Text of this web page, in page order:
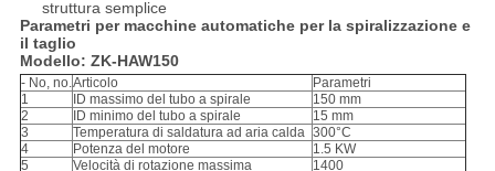
struttura semplice
Parametri per macchine automatiche per la spiralizzazione e
il taglio
Modello: ZK-HAW150
- No, no.Articolo
Parametri
1
ID massimo del tubo a spirale
150 mm
2
ID minimo del tubo a spirale
15 mm
3
Temperatura di saldatura ad aria calda 300°C
4
Potenza del motore
1.5 KW
5
Velocità di rotazione massima 1400